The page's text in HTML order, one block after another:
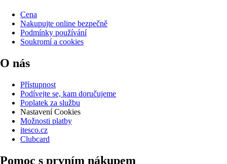
Cena
Nakupujte online bezpečně
Podmínky používání
Soukromí a cookies
O nás
Přístupnost
Podívejte se, kam doručujeme
Poplatek za službu
Nastavení Cookies
Možnosti platby
itesco.cz
Clubcard
Pomoc s prvním nákupem